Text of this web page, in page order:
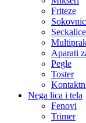
Friteze
Seckalice
Aparati
Pegle
Toster
Nega lica i tela
Fenovi
Trimer